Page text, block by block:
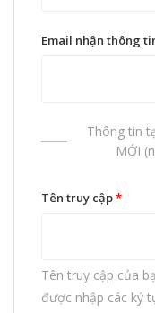
Email nhận thông
Thông tin
MỚI
Tên truy cập*
Tên truy cập của
được nhập các ký